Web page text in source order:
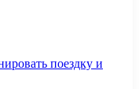
поездку и